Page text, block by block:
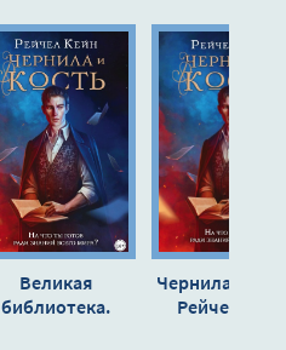
Великая
библиотека.
Чернила и
Рейчел Кейн